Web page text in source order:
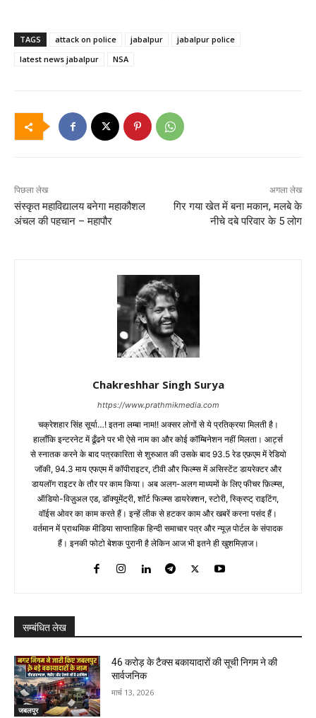
TAGS attack on police jabalpur
jabalpur police
latest news jabalpur
NSA
पिछला लेख
संस्कृत महाविद्यालय बनेगा महाकौशल
अंचल की पहचान – महापौर
अगला लेख
गिर गया खेत में बना मकान, मलबे के
नीचे दबे परिवार के 5 लोग
Chakreshhar Singh Surya
https://www.prathmikmedia.com
चक्रेशहार सिंह सूर्या…! इतना लम्बा नाम!! अक्सर लोगों से ये प्रतिक्रया मिलती है।
हालाँकि इन्टरनेट में ढूँढने पर भी ऐसे नाम का और कोई कॉम्बिनेशन नहीं मिलता। आर्ट्स
से स्नातक करने के बाद पत्रकारिता से शुरुआत की उसके बाद 93.5 रेड एफ़एम में रेडियो
जॉकी, 94.3 माय एफएम में कॉपीराइटर, टीवी और फिल्म्स में असिस्टेंट डायरेक्टर और
डायलॉग राइटर के तौर पर काम किया। अब अलग-अलग माध्यमों के लिए फीचर फ़िल्म्स,
ऑडियो-विज़ुअल एड, डॉक्यूमेंट्री, शॉर्ट फिल्म्स डायरेक्शन, स्टोरी, स्क्रिप्ट् राइटिंग,
वॉईस ओवर का काम करते हैं। इन्हें लीक से हटकर काम और खबरें करना पसंद हैं।
वर्तमान में प्राथमिक मीडिया साप्ताहिक हिन्दी समाचार पत्र और न्यूज़ पोर्टल के संपादक
हैं। इनकी फोटो बेशक पुरानी है लेकिन आज भी इतने ही खुशमिज़ाज।
सम्बंधित लेख
जबलपुर
46 करोड़ के टैक्स बकायादारों की सूची निगम ने की
सार्वजनिक
मार्च 13, 2026